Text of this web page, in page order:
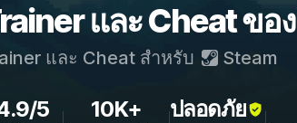
และ Cheat ขอ
และ Cheat สำหรับ Steam
5 10K+ ปลอดภัย